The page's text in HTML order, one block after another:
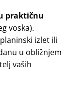
praktičnu
voska).
izlet ili
u obližnjem
vaših